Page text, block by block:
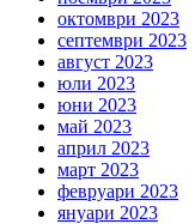
октомври 2023
септември 2023
август 2023
юли 2023
юни 2023
май 2023
април 2023
март 2023
февруари 2023
януари 2023